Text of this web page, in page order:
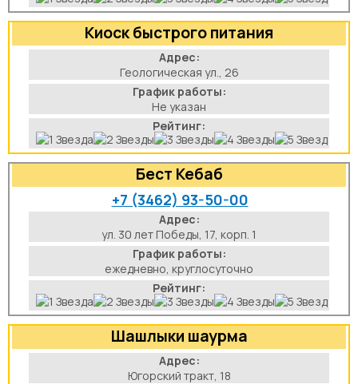
Киоск быстрого питания
Адрес:
Геологическая ул., 26
График работы:
Не указан
Рейтинг:
Бест Кебаб
+7 (3462) 93-50-00
Адрес:
ул. 30 лет Победы, 17, корп. 1
График работы:
ежедневно, круглосуточно
Рейтинг:
Шашлыки шаурма
Адрес:
Югорский тракт, 18